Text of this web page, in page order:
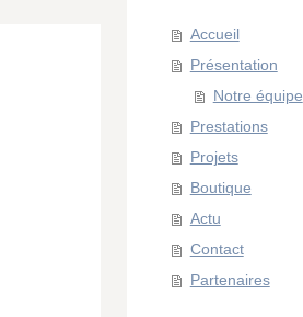
Accueil
Présentation
Notre équipe
Prestations
Projets
Boutique
Actu
Contact
Partenaires